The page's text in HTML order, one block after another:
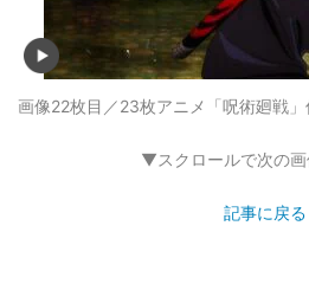
画像22枚目／23枚アニメ「呪術廻戦
▼スクロールで次の
記事に戻る